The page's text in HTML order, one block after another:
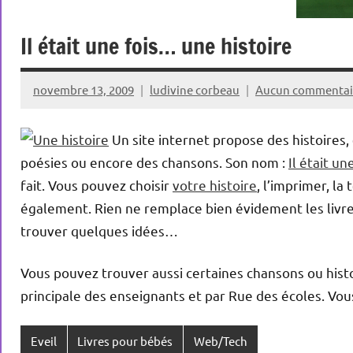
Il était une fois… une histoire
novembre 13, 2009 ludivine corbeau Aucun
Un site internet propose des histoires,
poésies ou encore des chansons. Son nom : Il était
fait. Vous pouvez choisirvotre histoire , l’imprimer,
également. Rien ne remplace bien évidement les
trouver quelques idées…
Vous pouvez trouver aussi certaines chansons ou
principale des enseignants et par Rue des écoles.
Eveil Livres pour bébés Web/Tech